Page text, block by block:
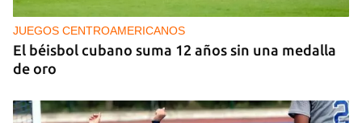
JUEGOS CENTROAMERICANOS
El béisbol cubano suma 12 años sin una medalla
de oro